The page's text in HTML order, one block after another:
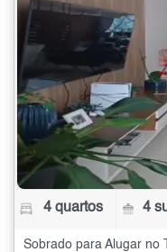
4 quartos 4
Sobrado para Alugar no